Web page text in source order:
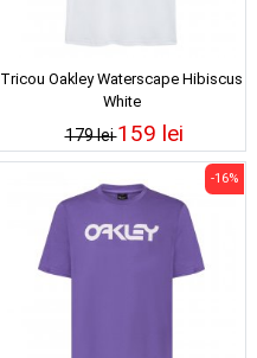
Tricou Oakley Waterscape Hibiscus
White
179 lei159 lei
-16%